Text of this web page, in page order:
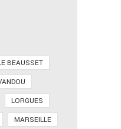
BEAUSSET
LORGUES
MARSEILLE